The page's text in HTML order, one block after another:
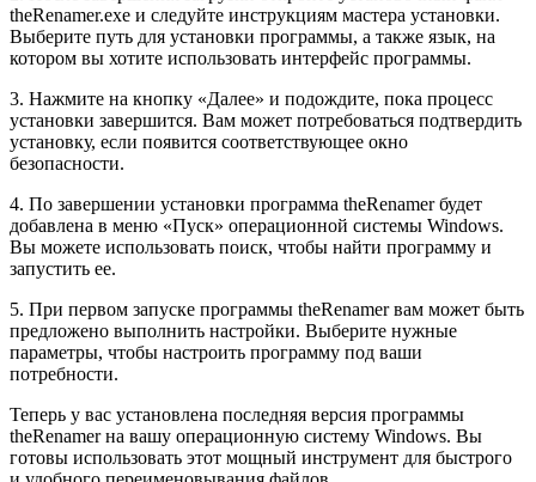
theRenamer.exe и следуйте инструкциям мастера установки.
Выберите путь для установки программы, а также язык, на
котором вы хотите использовать интерфейс программы.
3. Нажмите на кнопку «Далее» и подождите, пока процесс
установки завершится. Вам может потребоваться подтвердить
установку, если появится соответствующее окно
безопасности.
4. По завершении установки программа theRenamer будет
добавлена в меню «Пуск» операционной системы Windows.
Вы можете использовать поиск, чтобы найти программу и
запустить ее.
5. При первом запуске программы theRenamer вам может быть
предложено выполнить настройки. Выберите нужные
параметры, чтобы настроить программу под ваши
потребности.
Теперь у вас установлена последняя версия программы
theRenamer на вашу операционную систему Windows. Вы
готовы использовать этот мощный инструмент для быстрого